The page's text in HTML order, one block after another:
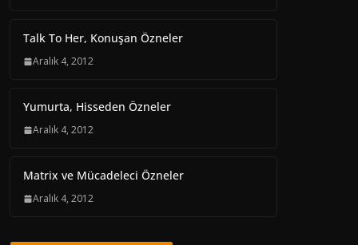
Talk To Her, Konuşan Özneler
Aralık 4, 2012
Yumurta, Hisseden Özneler
Aralık 4, 2012
Matrix ve Mücadeleci Özneler
Aralık 4, 2012